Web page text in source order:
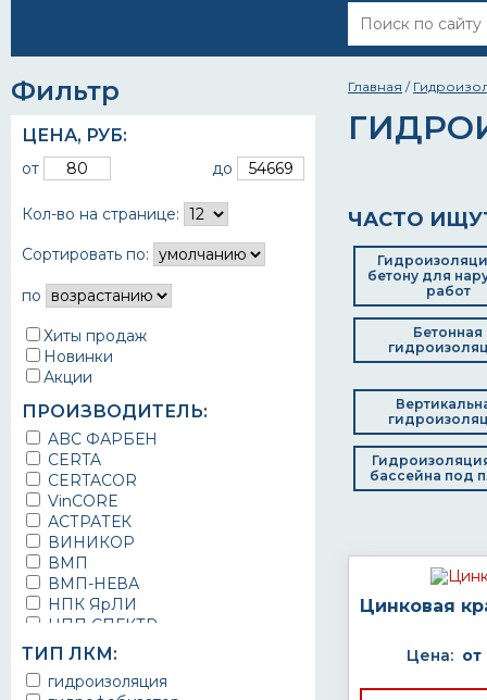
Фильтр
ЦЕНА, РУБ:
от до
Кол-во на странице:
Сортировать по:
по
Хиты продаж
Новинки
Акции
ПРОИЗВОДИТЕЛЬ:
ABC ФАРБЕН
CERTA
CERTACOR
VinCORE
АСТРАТЕК
ВИНИКОР
ВМП
ВМП-НЕВА
НПК ЯрЛИ
НПП СПЕКТР
НПФ ЭМАЛЬ
ТЕРМА
УРЕПЛЕН
ТИП ЛКМ:
гидроизоляция
Главная /
ЧАСТО
бетону для
работ
Бетонная
бассейна под
Цинковая
Цена: от